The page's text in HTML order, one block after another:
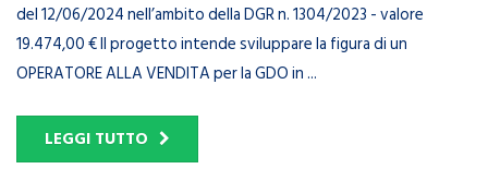
del 12/06/2024 nell’ambito della DGR n. 1304/2023 - valore
19.474,00 € Il progetto intende sviluppare la figura di un
OPERATORE ALLA VENDITA per la GDO in ...
LEGGI TUTTO